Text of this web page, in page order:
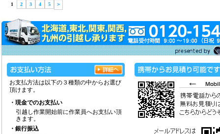
1 2 3 4 5 ＞
お支払方法は以下の３種類の中からお選び
頂けます。
・現金でのお支払い
引越し作業開始前に作業員へお支払い頂
きます。
・銀行振込